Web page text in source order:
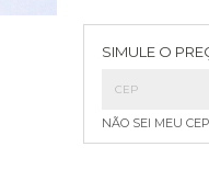
SIMULE O
NÃO SEI MEU CEP